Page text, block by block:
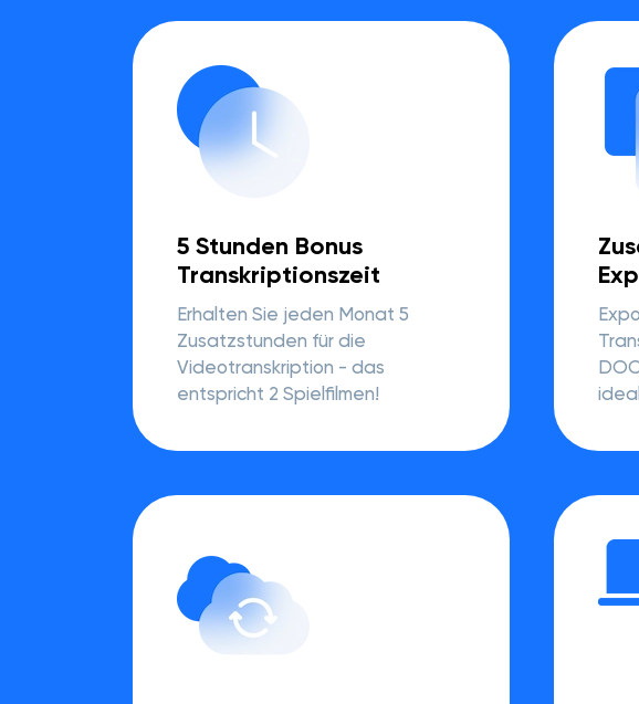
5 Stunden Bonus
Transkriptionszeit
Erhalten Sie jeden Monat 5
Zusatzstunden für die
Videotranskription - das
entspricht 2 Spielfilmen!